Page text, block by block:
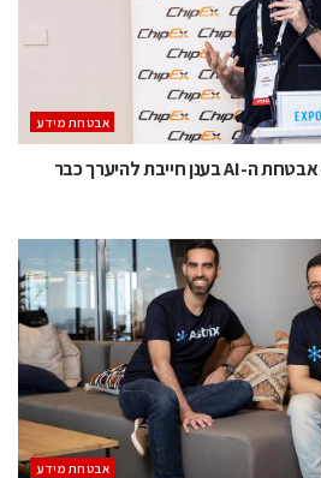
אבטחת מידע
דותן פינקלשטיין מ-NVIDIA: אבטחת ה-AI בענן חייבת להיערך כבר
אבטחת מידע